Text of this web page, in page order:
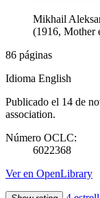
Mikhail
(1916, Mother
86 páginas
Idioma English
Publicado el 14 de
association.
Número OCLC:
6022368
Ver en OpenLibrary